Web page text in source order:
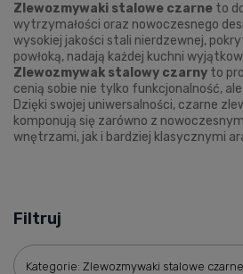
Zlewozmywaki stalowe czarne to
wytrzymałości oraz nowoczesnego
wysokiej jakości stali nierdzewnej,
powłoką, nadają każdej kuchni
Zlewozmywak stalowy czarny to
cenią sobie nie tylko funkcjonalność,
Dzięki swojej uniwersalności, czarne
komponują się zarówno z
wnętrzami, jak i bardziej klasycznymi
Filtruj
Kategorie: Zlewozmywaki stalowe czarne